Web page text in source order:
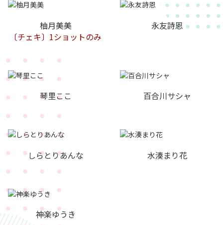
柚月美美
〔チェキ〕1ショットのみ
永友詩恩
琴里ここ 百合川サシャ
しらとりあんな 水湊まり花
神楽ゆうき